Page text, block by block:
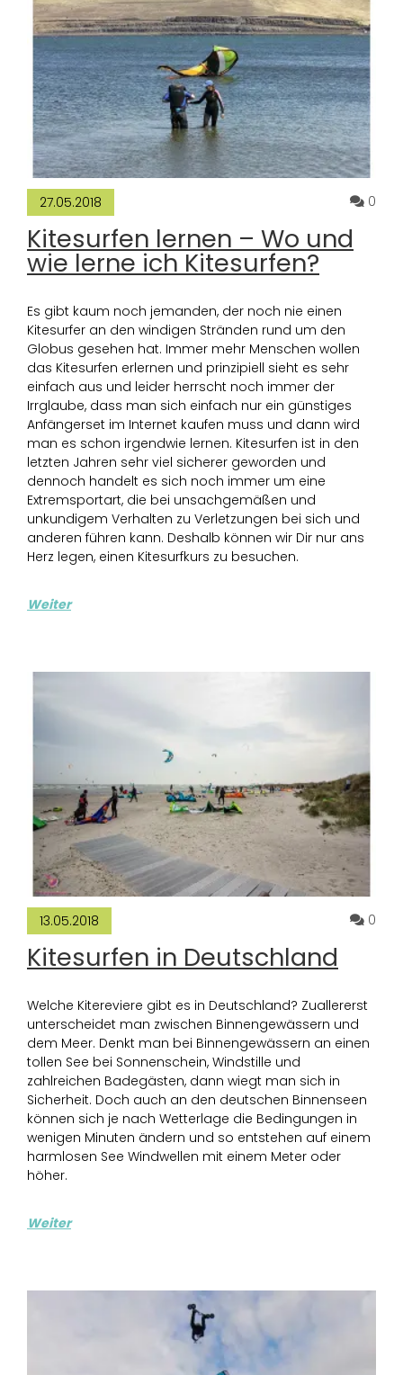
27.05.2018 0
Kitesurfen lernen – Wo und
wie lerne ich Kitesurfen?
Es gibt kaum noch jemanden, der noch nie einen
Kitesurfer an den windigen Stränden rund um den
Globus gesehen hat. Immer mehr Menschen wollen
das Kitesurfen erlernen und prinzipiell sieht es sehr
einfach aus und leider herrscht noch immer der
Irrglaube, dass man sich einfach nur ein günstiges
Anfängerset im Internet kaufen muss und dann wird
man es schon irgendwie lernen. Kitesurfen ist in den
letzten Jahren sehr viel sicherer geworden und
dennoch handelt es sich noch immer um eine
Extremsportart, die bei unsachgemäßen und
unkundigem Verhalten zu Verletzungen bei sich und
anderen führen kann. Deshalb können wir Dir nur ans
Herz legen, einen Kitesurfkurs zu besuchen.
Weiter
13.05.2018 0
Kitesurfen in Deutschland
Welche Kitereviere gibt es in Deutschland? Zuallererst
unterscheidet man zwischen Binnengewässern und
dem Meer. Denkt man bei Binnengewässern an einen
tollen See bei Sonnenschein, Windstille und
zahlreichen Badegästen, dann wiegt man sich in
Sicherheit. Doch auch an den deutschen Binnenseen
können sich je nach Wetterlage die Bedingungen in
wenigen Minuten ändern und so entstehen auf einem
harmlosen See Windwellen mit einem Meter oder
höher.
Weiter